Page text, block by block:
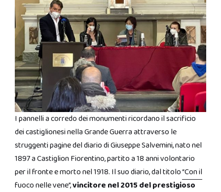
I pannelli a corredo dei monumenti ricordano il sacrificio
dei castiglionesi nella Grande Guerra attraverso le
struggenti pagine del diario di Giuseppe Salvemini, nato nel
1897 a Castiglion Fiorentino, partito a 18 anni volontario
per il fronte e morto nel 1918. Il suo diario, dal titolo“Con il
fuoco nelle vene”,vincitore nel 2015 del prestigioso